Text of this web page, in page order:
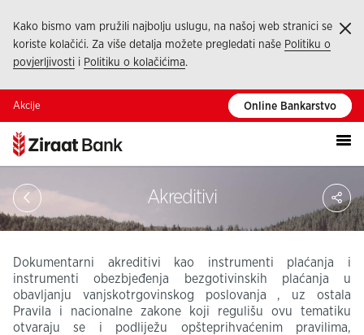
Kako bismo vam pružili najbolju uslugu, na našoj web stranici se
koriste kolačići. Za više detalja možete pregledati naše Politiku o
povjerljivosti i Politiku o kolačićima.
Akcije Online Bankarstvo
Akreditivi
Dokumentarni akreditivi kao instrumenti plaćanja i
instrumenti obezbjeđenja bezgotivinskih plaćanja u
obavljanju vanjskotrgovinskog poslovanja , uz ostala
Pravila i nacionalne zakone koji regulišu ovu tematiku
otvaraju se i podliježu opšteprihvaćenim pravilima,